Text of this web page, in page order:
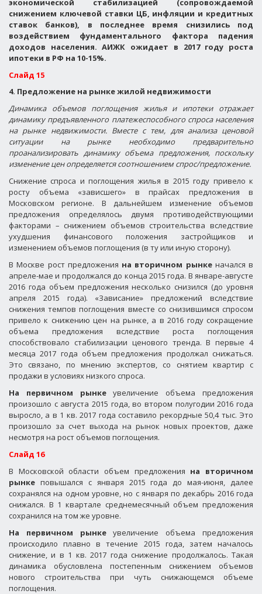
экономической стабилизацией (сопровождаемой
снижением ключевой ставки ЦБ, инфляции и кредитных
ставок банков), в последнее время снизились под
воздействием фундаментального фактора падения
доходов населения. АИЖК ожидает в 2017 году роста
ипотеки в РФ на 10-15%.
Слайд 15
4. Предложение на рынке жилой недвижимости
Динамика объемов поглощения жилья и ипотеки отражает
динамику предъявленного платежеспособного спроса населения
на рынке недвижимости. Вместе с тем, для анализа ценовой
ситуации на рынке необходимо предварительно
проанализировать динамику объема предложения, поскольку
изменение цен определяется соотношением спрос/предложение.
Снижение спроса и поглощения жилья в 2015 году привело к
росту объема «зависшего» в прайсах предложения в
Московском регионе. В дальнейшем изменение объемов
предложения определялось двумя противодействующими
факторами – снижением объемов строительства вследствие
ухудшения финансового положения застройщиков и
изменением объемов поглощения (в ту или иную сторону).
В Москве рост предложения на вторичном рынкеначался в
апреле-мае и продолжался до конца 2015 года. В январе-августе
2016 года объем предложения несколько снизился (до уровня
апреля 2015 года). «Зависание» предложений вследствие
снижения темпов поглощения вместе со снизившимся спросом
привело к снижению цен на рынке, а в 2016 году сокращение
объема предложения вследствие роста поглощения
способствовало стабилизации ценового тренда. В первые 4
месяца 2017 года объем предложения продолжал снижаться.
Это связано, по мнению экспертов, со снятием квартир с
продажи в условиях низкого спроса.
На первичном рынкеувеличение объема предложения
произошло с августа 2015 года, во втором полугодии 2016 года
выросло, а в 1 кв. 2017 года составило рекордные 50,4 тыс. Это
произошло за счет выхода на рынок новых проектов, даже
несмотря на рост объемов поглощения.
Слайд 16
В Московской области объем предложения на вторичном
рынке повышался с января 2015 года до мая-июня, далее
сохранялся на одном уровне, но с января по декабрь 2016 года
снижался. В 1 квартале среднемесячный объем предложения
сохранился на том же уровне.
На первичном рынкеувеличение объема предложения
происходило плавно в течение 2015 года, затем началось
снижение, и в 1 кв. 2017 года снижение продолжалось. Такая
динамика обусловлена постепенным снижением объемов
нового строительства при чуть снижающемся объеме
поглощения.